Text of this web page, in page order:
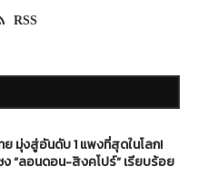
RSS
ย มุ่งสู่อันดับ 1 แพงที่สุดในโลก!
ง “ลอนดอน-สิงคโปร์” เรียบร้อย